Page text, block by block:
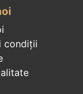
condiții